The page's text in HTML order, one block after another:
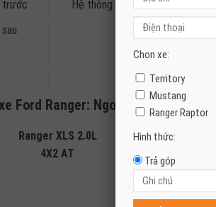
trước
Hệ thống treo độc lập, tay đòn
Tang trống
Ford Ranger: Ngoại thất
Ranger XLS 2.0L
4X2 AT
Ranger XLS 2.0L 4X4
LED
Chọn xe:
Territory
Mustang
Ranger Raptor
Hình thức:
Trả góp